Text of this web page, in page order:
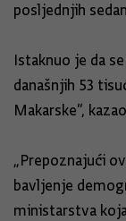
posljednjih
Istaknuo je da
današnjih 53
Makarske“,
„Prepoznajući
bavljenje
ministarstva